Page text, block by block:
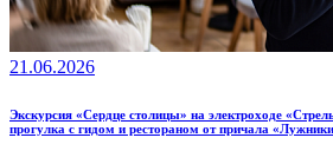
21.06.2026
Экскурсия «Сердце столицы» на электроходе
прогулка с гидом и рестораном от причала